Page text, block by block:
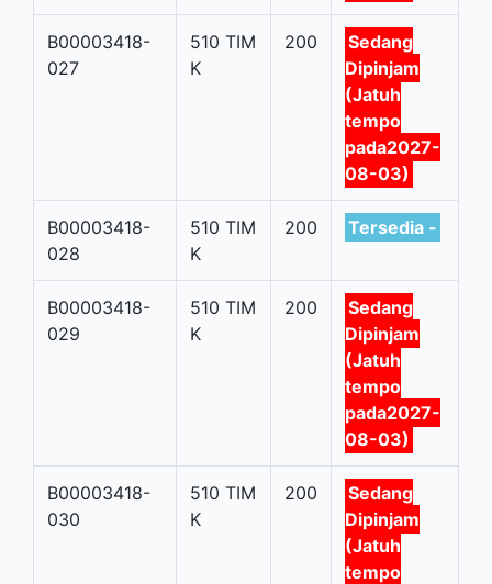
B00003418-
027
510 TIM
K
200
Sedang
Dipinjam
(Jatuh
tempo
pada2027-
08-03)
B00003418-
028
510 TIM
K
200 Tersedia -
B00003418-
029
510 TIM
K
200
Sedang
Dipinjam
(Jatuh
tempo
pada2027-
08-03)
B00003418-
030
510 TIM
K
200
Sedang
Dipinjam
(Jatuh
tempo